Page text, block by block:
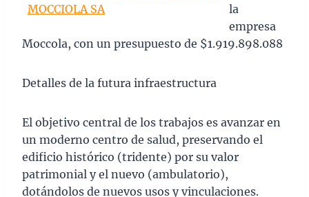
MOCCIOLA SA
la
empresa
Moccola, con un presupuesto de $1.919.898.088
Detalles de la futura infraestructura
El objetivo central de los trabajos es avanzar en
un moderno centro de salud, preservando el
edificio histórico (tridente) por su valor
patrimonial y el nuevo (ambulatorio),
dotándolos de nuevos usos y vinculaciones.